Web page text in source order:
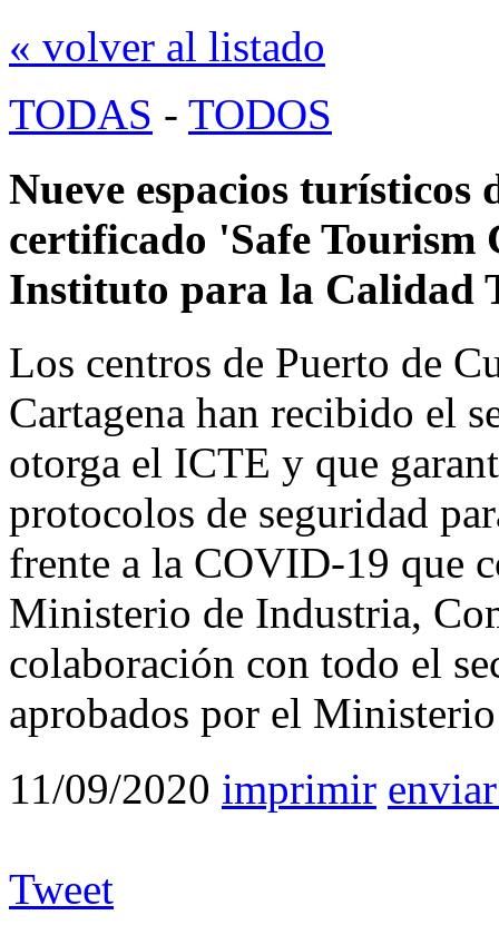
« volver al listado
TODAS - TODOS
Nueve espacios turísticos
certificado 'Safe
Instituto para la Calidad
Los centros de Puerto de
Cartagena han recibido el
otorga el ICTE y que
protocolos de seguridad
frente a la COVID-19 que
Ministerio de Industria,
colaboración con todo el
aprobados por el
11/09/2020 imprimir
Tweet